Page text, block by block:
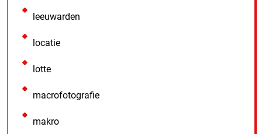
leeuwarden
locatie
lotte
macrofotografie
makro